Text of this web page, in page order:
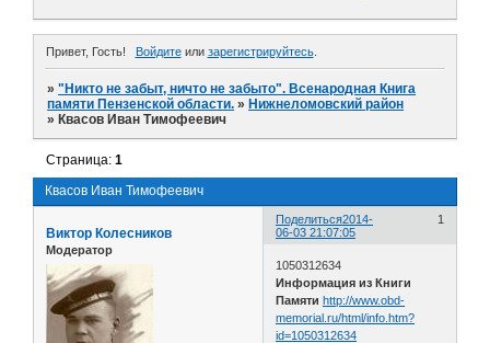
Привет, Гость! Войдитеили зарегистрируйтесь.
»"Никто не забыт, ничто не забыто". Всенародная Книга
памяти Пензенской области. » Нижнеломовский район
» Квасов Иван Тимофеевич
Квасов Иван Тимофеевич
Страница:1
Поделиться 1
2014-
06-03 21:07:05
Виктор Колесников
Модератор
1050312634
Информация из Книги
Памяти http://www.obd-
memorial.ru/html/info.htm?
id=1050312634